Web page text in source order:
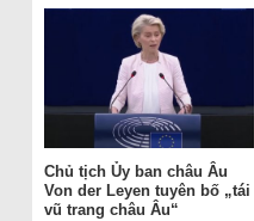
Chủ tịch Ủy ban châu Âu
Von der Leyen tuyên bố „tái
vũ trang châu Âu“